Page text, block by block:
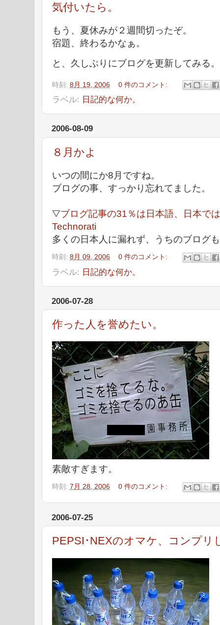
気付いたら。
もう、夏休みが２週間切ったぞ。
宿題、終わるかなぁ。
と、久しぶりにブログを更新してみる。
時刻: 8月 19, 2006 0 件のコメント:
ラベル: 日記的な何か。
2006-08-09
８月かよ
いつの間にか8月ですね。
ブログの事、すっかり忘れてました。
▽ブログ記事の31％は日本語、日本で
Technorati
多くの日本人に漏れず、うちのブログ
時刻: 8月 09, 2006 0 件のコメント:
ラベル: 日記的な何か。
2006-07-28
作った人を誉めたい。
素敵すぎます。
時刻: 7月 28, 2006 0 件のコメント:
2006-07-25
PEPSI･NEXのオマケ、コンプリ